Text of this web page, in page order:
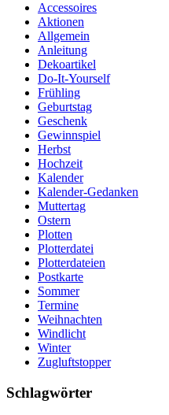
Accessoires
Aktionen
Allgemein
Anleitung
Dekoartikel
Do-It-Yourself
Frühling
Geburtstag
Geschenk
Gewinnspiel
Herbst
Hochzeit
Kalender
Kalender-Gedanken
Muttertag
Ostern
Plotten
Plotterdatei
Plotterdateien
Postkarte
Sommer
Termine
Weihnachten
Windlicht
Winter
Zugluftstopper
Schlagwörter